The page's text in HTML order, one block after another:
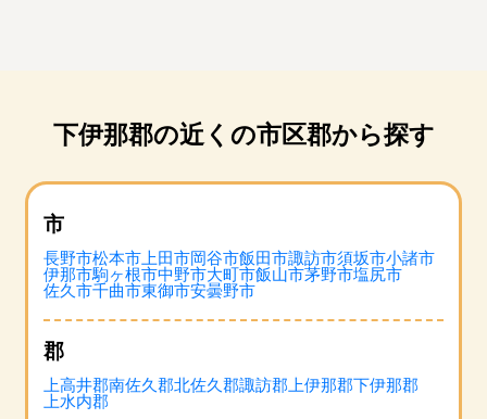
下伊那郡の近くの市区郡から探す
市
長野市松本市上田市岡谷市飯田市諏訪市須坂市小諸市
伊那市駒ヶ根市中野市大町市飯山市茅野市塩尻市
佐久市千曲市東御市安曇野市
郡
上高井郡南佐久郡北佐久郡諏訪郡 上伊那郡下伊那郡
上水内郡